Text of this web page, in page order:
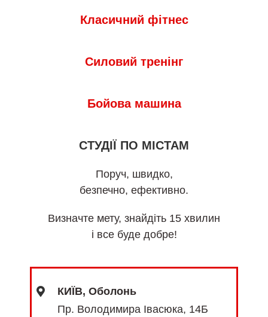
Класичний фітнес
Силовий тренінг
Бойова машина
СТУДІЇ ПО МІСТАМ
Поруч, швидко,
безпечно, ефективно.
Визначте мету, знайдіть 15 хвилин
і все буде добре!
КИЇВ, Оболонь
Пр. Володимира Івасюка, 14Б